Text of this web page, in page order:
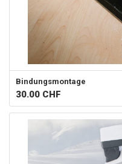
Bindungsmontage
30.00 CHF